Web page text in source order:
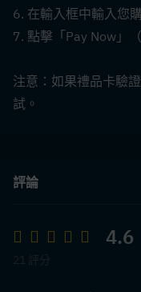
6. 在輸入框中輸入您
7. 點擊「Pay Now」
注意：如果禮品卡驗
試。
評論
4.6